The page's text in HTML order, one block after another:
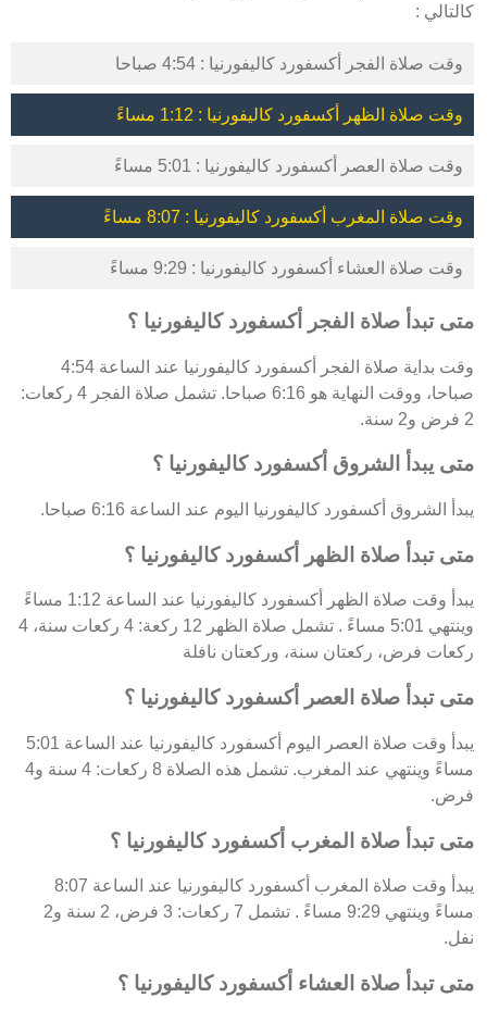
كالتالي :
وقت صلاة الفجر أكسفورد كاليفورنيا : 4:54 صباحا
وقت صلاة الظهر أكسفورد كاليفورنيا : 1:12 مساءً
وقت صلاة العصر أكسفورد كاليفورنيا : 5:01 مساءً
وقت صلاة المغرب أكسفورد كاليفورنيا : 8:07 مساءً
وقت صلاة العشاء أكسفورد كاليفورنيا : 9:29 مساءً
متى تبدأ صلاة الفجر أكسفورد كاليفورنيا ؟
وقت بداية صلاة الفجر أكسفورد كاليفورنيا عند الساعة 4:54
صباحا، ووقت النهاية هو 6:16 صباحا. تشمل صلاة الفجر 4 ركعات:
2 فرض و2 سنة.
متى يبدأ الشروق أكسفورد كاليفورنيا ؟
يبدأ الشروق أكسفورد كاليفورنيا اليوم عند الساعة 6:16 صباحا.
متى تبدأ صلاة الظهر أكسفورد كاليفورنيا ؟
يبدأ وقت صلاة الظهر أكسفورد كاليفورنيا عند الساعة 1:12 مساءً
وينتهي 5:01 مساءً . تشمل صلاة الظهر 12 ركعة: 4 ركعات سنة، 4
ركعات فرض، ركعتان سنة، وركعتان نافلة
متى تبدأ صلاة العصر أكسفورد كاليفورنيا ؟
يبدأ وقت صلاة العصر اليوم أكسفورد كاليفورنيا عند الساعة 5:01
مساءً وينتهي عند المغرب. تشمل هذه الصلاة 8 ركعات: 4 سنة و4
فرض.
متى تبدأ صلاة المغرب أكسفورد كاليفورنيا ؟
يبدأ وقت صلاة المغرب أكسفورد كاليفورنيا عند الساعة 8:07
مساءً وينتهي 9:29 مساءً . تشمل 7 ركعات: 3 فرض، 2 سنة و2
نفل.
متى تبدأ صلاة العشاء أكسفورد كاليفورنيا ؟